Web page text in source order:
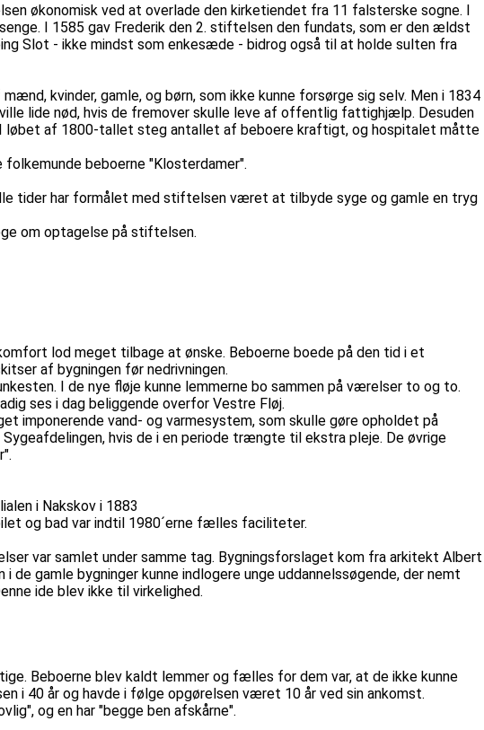
økonomisk ved at overlade den kirketiendet fra 11 falsterske sogne. I
I 1585 gav Frederik den 2. stiftelsen den fundats, som er den ældst
Slot - ikke mindst som enkesæde - bidrog også til at holde sulten fra
kvinder, gamle, og børn, som ikke kunne forsørge sig selv. Men i 1834
lide nød, hvis de fremover skulle leve af offentlig fattighjælp. Desuden
af 1800-tallet steg antallet af beboere kraftigt, og hospitalet måtte
beboerne "Klosterdamer".
tider har formålet med stiftelsen været at tilbyde syge og gamle en tryg
om optagelse på stiftelsen.
lod meget tilbage at ønske. Beboerne boede på den tid i et
af bygningen før nedrivningen.
I de nye fløje kunne lemmerne bo sammen på værelser to og to.
ses i dag beliggende overfor Vestre Fløj.
imponerende vand- og varmesystem, som skulle gøre opholdet på
hvis de i en periode trængte til ekstra pleje. De øvrige
i Nakskov i 1883
og bad var indtil 1980´erne fælles faciliteter.
var samlet under samme tag. Bygningsforslaget kom fra arkitekt Albert
gamle bygninger kunne indlogere unge uddannelssøgende, der nemt
ide blev ikke til virkelighed.
Beboerne blev kaldt lemmer og fælles for dem var, at de ikke kunne
i 40 år og havde i følge opgørelsen været 10 år ved sin ankomst.
og en har "begge ben afskårne".